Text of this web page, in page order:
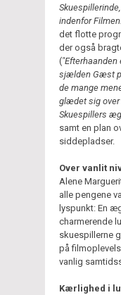
indenfor Filmen.
det flotte
der også
("Efterhaanden
sjælden Gæst
de mange
glædet sig over
Skuespillers
samt en plan
siddepladser.
Over vanlit
Alene
alle pengene
lyspunkt: En
charmerende
skuespillerne
på
vanlig
Kærlighed i